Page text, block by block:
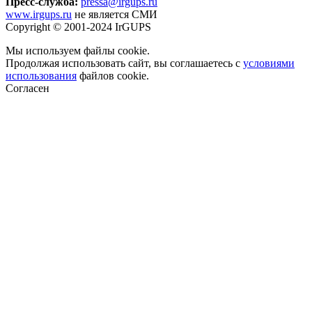
www.irgups.ru не является СМИ
Copyright © 2001-2024 IrGUPS
Мы используем файлы cookie.
Продолжая использовать сайт, вы соглашаетесь с условиями
использования файлов cookie.
Согласен